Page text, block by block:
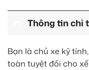
Thông tin chi
Bạn là chủ xe kỹ
toàn tuyệt đối cho